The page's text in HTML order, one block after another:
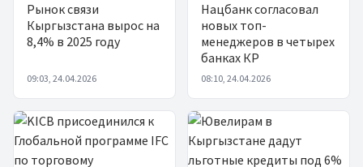
Рынок связи
Кыргызстана вырос на
8,4% в 2025 году
09:03, 24.04.2026
Нацбанк согласовал
новых топ-
менеджеров в четырех
банках КР
08:10, 24.04.2026